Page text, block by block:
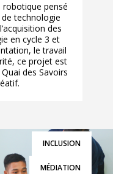
pensé
technologie
des
en cycle 3 et
le travail
ce projet est
des Savoirs
INCLUSION
MÉDIATION